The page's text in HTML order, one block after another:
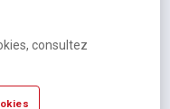
consultez